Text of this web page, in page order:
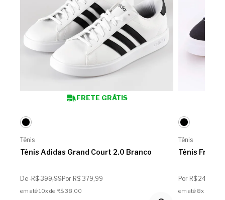
FRETE GRÁTIS
Tênis
Tênis Adidas Grand Court 2.0 Branco
De R$ 399,99Por R$ 379,99
em até 10x de R$ 38,00
Tênis
Tênis
Por R$ 249,99
em até 8x de R$